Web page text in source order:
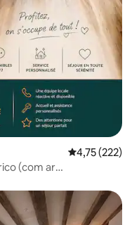
Classificação
4,75 (222)
(com ar